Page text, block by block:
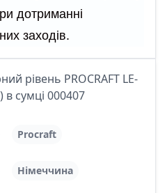
дотриманні
заходів.
рівень PROCRAFT LE-
в сумці 000407
Procraft
Німеччина